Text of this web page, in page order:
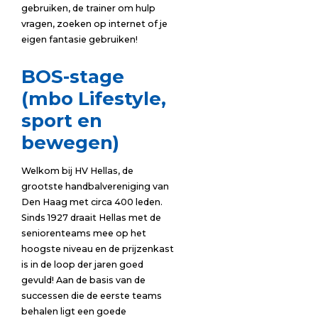
gebruiken, de trainer om hulp
vragen, zoeken op internet of je
eigen fantasie gebruiken!
BOS-stage
(mbo Lifestyle,
sport en
bewegen)
Welkom bij HV Hellas, de
grootste handbalvereniging van
Den Haag met circa 400 leden.
Sinds 1927 draait Hellas met de
seniorenteams mee op het
hoogste niveau en de prijzenkast
is in de loop der jaren goed
gevuld! Aan de basis van de
successen die de eerste teams
behalen ligt een goede